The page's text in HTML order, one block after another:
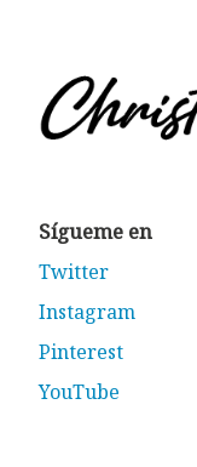
Sígueme en
Twitter
Instagram
Pinterest
YouTube